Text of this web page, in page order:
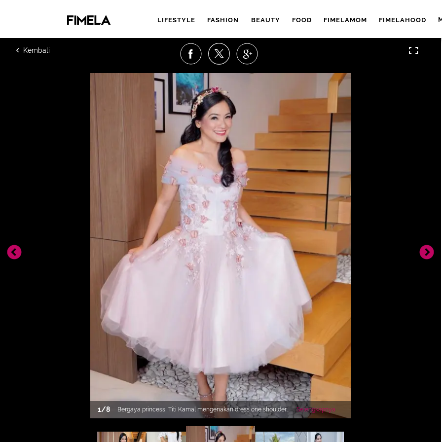
LIFESTYLE FASHION BEAUTY FOOD FIMELAMOM FIMELAHOOD
1/8
Bergaya princess, Titi Kamal mengenakan dress one shoulder
dengan aksen motif bunga 3D. Dengan gaya rambut yang diikat
setengah mengenakan bondu bergaya rustik. [@titi_kamall]
Selengkapnya